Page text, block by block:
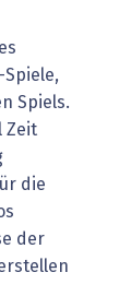
Spiels.
Zeit
die
der